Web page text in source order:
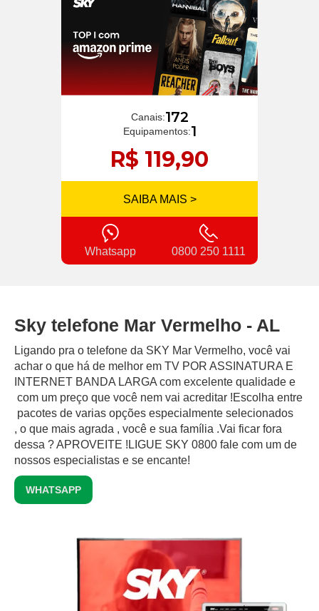
Canais:172
Equipamentos:1
R$ 119,90
SAIBA MAIS >
Whatsapp 0800 250 1111
Sky telefone Mar Vermelho - AL
Ligando pra o telefone da SKY Mar Vermelho, você vai
achar o que há de melhor em TV POR ASSINATURA E
INTERNET BANDA LARGA com excelente qualidade e
com um preço que você nem vai acreditar !Escolha entre
pacotes de varias opções especialmente selecionados
, o que mais agrada , você e sua família .Vai ficar fora
dessa ? APROVEITE !LIGUE SKY 0800 fale com um de
nossos especialistas e se encante!
WHATSAPP